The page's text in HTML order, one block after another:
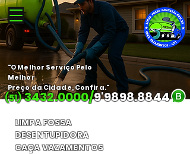
(51) 3432.0000/9'9898.8844
"O Melhor Serviço Pelo
Melhor
Preço da Cidade, Confira."
LIMPA FOSSA
DESENTUPIDORA
CAÇA VAZAMENTOS